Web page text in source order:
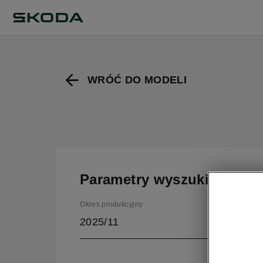
WRÓĆ DO MODELI
Parametry wyszukiwania
Okres produkcyjny
2025/11